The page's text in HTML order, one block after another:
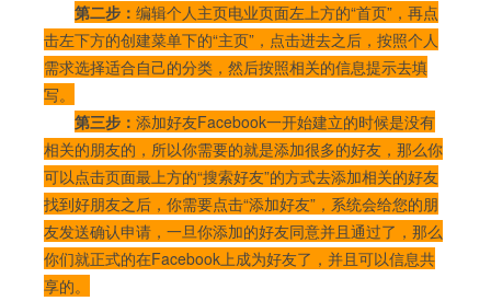
第二步： 编辑个人主页电业页面左上方的“首页”，再点
击左下方的创建菜单下的“主页”，点击进去之后，按照个人
需求选择适合自己的分类，然后按照相关的信息提示去填
写。
第三步： 添加好友Facebook一开始建立的时候是没有
相关的朋友的，所以你需要的就是添加很多的好友，那么你
可以点击页面最上方的“搜索好友”的方式去添加相关的好友
找到好朋友之后，你需要点击“添加好友”，系统会给您的朋
友发送确认申请，一旦你添加的好友同意并且通过了，那么
你们就正式的在Facebook上成为好友了，并且可以信息共
享的。